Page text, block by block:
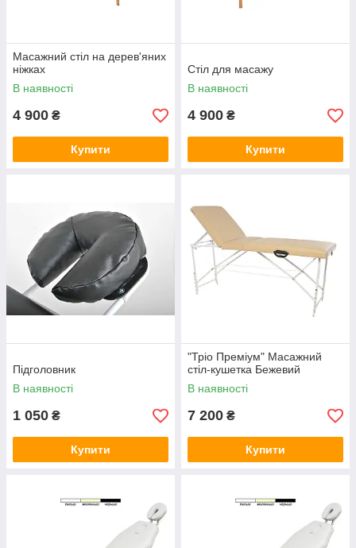
Масажний стіл на дерев'яних
ніжках
В наявності
4 900 ₴
Купити
Стіл для масажу
В наявності
4 900 ₴
Купити
Підголовник
В наявності
1 050 ₴
Купити
"Тріо Преміум" Масажний
стіл-кушетка Бежевий
В наявності
7 200 ₴
Купити